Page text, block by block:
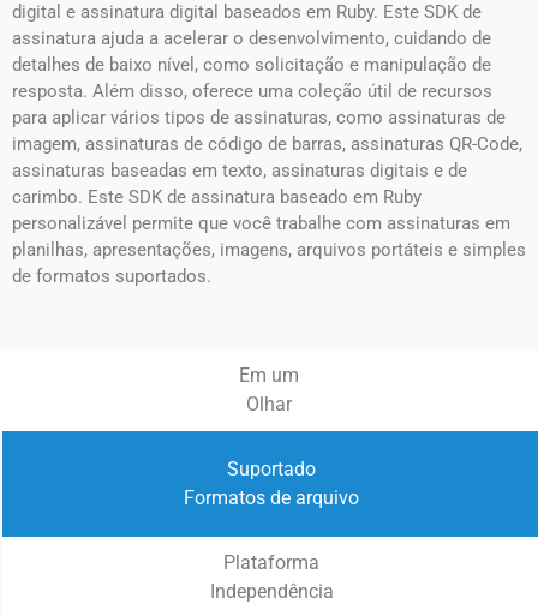
digital e assinatura digital baseados em Ruby. Este SDK de
assinatura ajuda a acelerar o desenvolvimento, cuidando de
detalhes de baixo nível, como solicitação e manipulação de
resposta. Além disso, oferece uma coleção útil de recursos
para aplicar vários tipos de assinaturas, como assinaturas de
imagem, assinaturas de código de barras, assinaturas QR-Code,
assinaturas baseadas em texto, assinaturas digitais e de
carimbo. Este SDK de assinatura baseado em Ruby
personalizável permite que você trabalhe com assinaturas em
planilhas, apresentações, imagens, arquivos portáteis e simples
de formatos suportados.
Em um
Olhar
Suportado
Formatos de arquivo
Plataforma
Independência